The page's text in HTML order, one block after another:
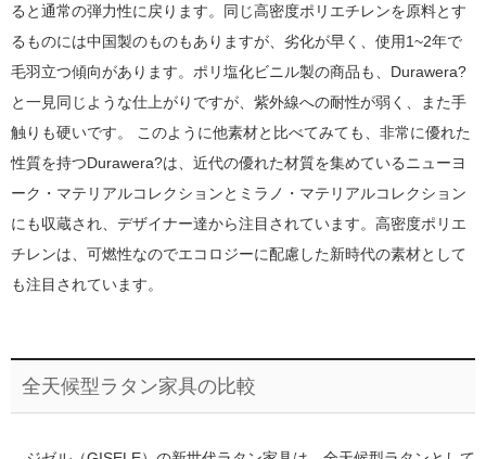
ると通常の弾力性に戻ります。同じ高密度ポリエチレンを原料とす
るものには中国製のものもありますが、劣化が早く、使用1~2年で
毛羽立つ傾向があります。ポリ塩化ビニル製の商品も、Durawera?
と一見同じような仕上がりですが、紫外線への耐性が弱く、また手
触りも硬いです。 このように他素材と比べてみても、非常に優れた
性質を持つDurawera?は、近代の優れた材質を集めているニューヨ
ーク・マテリアルコレクションとミラノ・マテリアルコレクション
にも収蔵され、デザイナー達から注目されています。高密度ポリエ
チレンは、可燃性なのでエコロジーに配慮した新時代の素材として
も注目されています。
全天候型ラタン家具の比較